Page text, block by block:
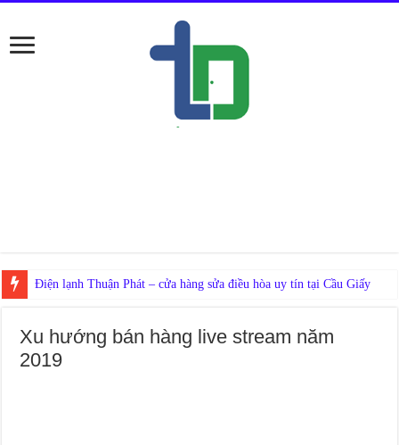
Nếu ở Đố
Xu hướng bán hàng live stream năm
2019